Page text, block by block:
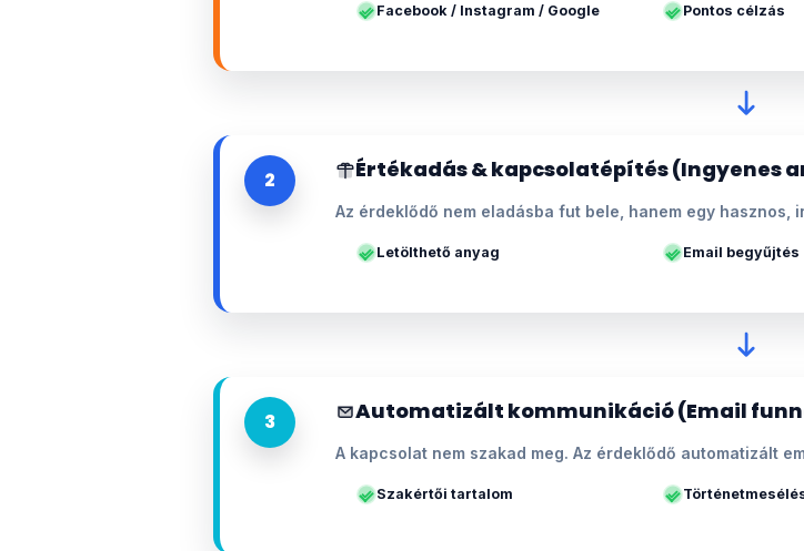
Facebook / Instagram / Google Pontos célzás
2 Értékadás & kapcsolatépítés (Ingyenes
Az érdeklődő nem eladásba fut bele, hanem egy hasznos,
Letölthető anyag Email begyűjtés
3 Automatizált kommunikáció (Email
A kapcsolat nem szakad meg. Az érdeklődő automatizált
Szakértői tartalom